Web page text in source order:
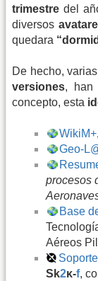
trimestre del
diversos
quedara
De hecho, varias
versiones, han
concepto, esta
WikiM+
Geo-
procesos
Base
Aéreos
Sk2κ-f,